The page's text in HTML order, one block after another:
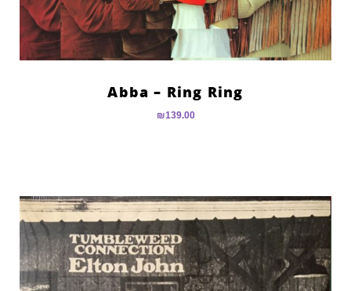
Abba – Ring Ring
₪139.00